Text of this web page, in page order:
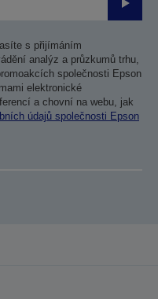
s přijímáním
analýz a průzkumů trhu,
společnosti Epson
elektronické
a chovní na webu, jak
údajů společnosti Epson